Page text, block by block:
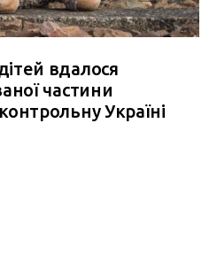
вдалося
частини
Україні